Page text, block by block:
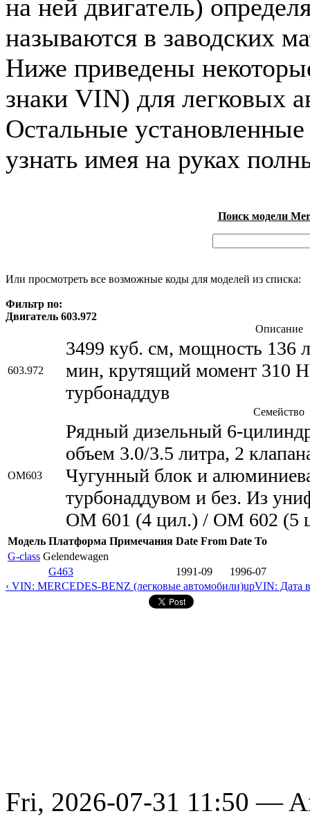
на ней двигатель)
называются в заводских
Ниже приведены
знаки VIN) для легковых
Остальные
узнать имея на руках
Поиск модели
Или просмотреть все возможные коды для моделей из списка:
Фильтр по:
Двигатель 603.972
Описание
603.972
3499 куб. см, мощность 136
мин, крутящий момент 310
турбонаддув
Семейство
OM603
Рядный дизельный 6-
объем 3.0/3.5 литра, 2
Чугунный блок и
турбонаддувом и без. Из
OM 601 (4 цил.) / OM 602 (5
Модель Платформа Примечания Date From Date To
G-class Gelendewagen
G463
1991-09
1996-07
‹ VIN: MERCEDES-BENZ (легковые автомобили)upVIN: Дата
Fri, 2026-07-31 11:50 —